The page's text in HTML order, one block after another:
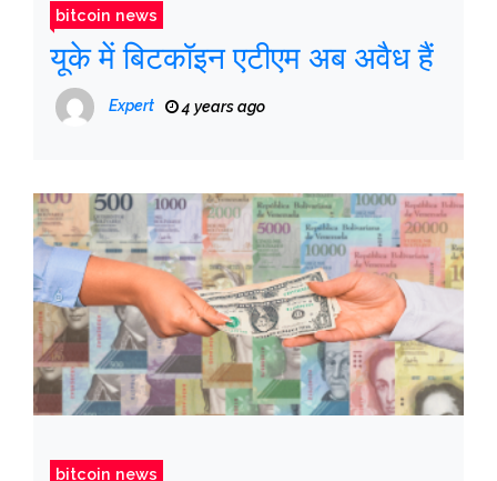
bitcoin news
यूके में बिटकॉइन एटीएम अब अवैध हैं
Expert 4 years ago
bitcoin news